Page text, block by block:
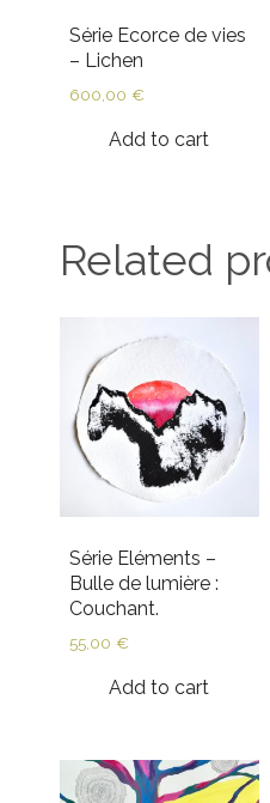
Série Ecorce de vies
– Lichen
600,00 €
Add to cart
Related
Série Eléments –
Bulle de lumière :
Couchant.
55,00 €
Add to cart